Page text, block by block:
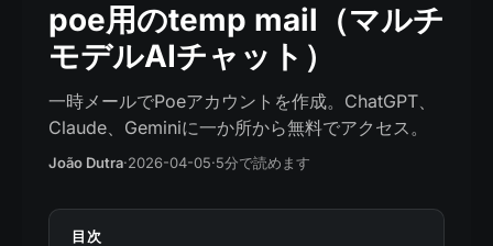
poe用のtemp mail（マルチ
モデルAIチャット）
一時メールでPoeアカウントを作成。ChatGPT、
Claude、Geminiに一か所から無料でアクセス。
João Dutra·2026-04-05·5分で読めます
目次